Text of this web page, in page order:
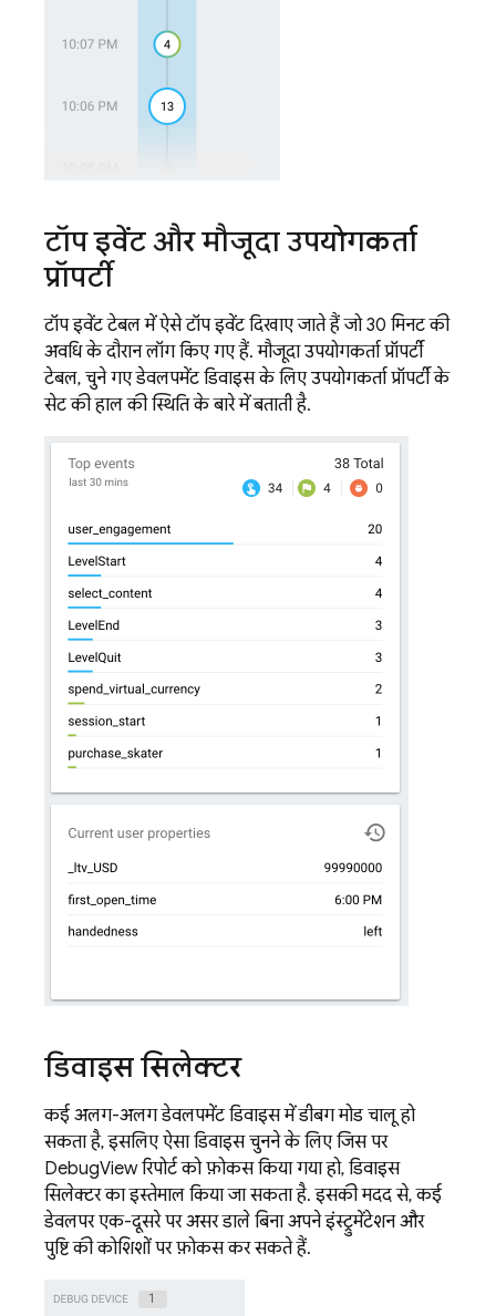
टॉप इवेंट और मौजूदा उपयोगकर्ता
प्रॉपर्टी
टॉप इवेंट टेबल में ऐसे टॉप इवेंट दिखाए जाते हैं जो 30 मिनट की
अवधि के दौरान लॉग किए गए हैं. मौजूदा उपयोगकर्ता प्रॉपर्टी
टेबल, चुने गए डेवलपमेंट डिवाइस के लिए उपयोगकर्ता प्रॉपर्टी के
सेट की हाल की स्थिति के बारे में बताती है.
डिवाइस सिलेक्टर
कई अलग-अलग डेवलपमेंट डिवाइस में डीबग मोड चालू हो
सकता है, इसलिए ऐसा डिवाइस चुनने के लिए जिस पर
DebugView रिपोर्ट को फ़ोकस किया गया हो, डिवाइस
सिलेक्टर का इस्तेमाल किया जा सकता है. इसकी मदद से, कई
डेवलपर एक-दूसरे पर असर डाले बिना अपने इंस्ट्रुमेंटेशन और
पुष्टि की कोशिशों पर फ़ोकस कर सकते हैं.